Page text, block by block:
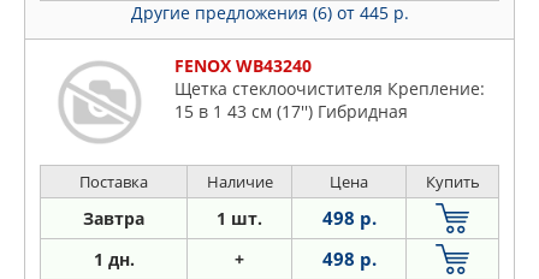
Другие предложения (6) от 445 р.
FENOX WB43240
Щетка стеклоочистителя Крепление:
15 в 1 43 см (17'') Гибридная
Поставка Наличие Цена Купить
Завтра 1 шт. 498 р.
1 дн. + 498 р.